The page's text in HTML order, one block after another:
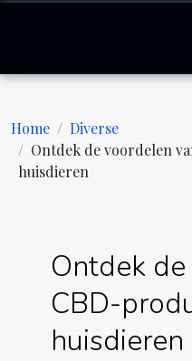
Home
Diverse
Ontdek de voordelen
huisdieren
Ontdek
CBD-
huisdieren